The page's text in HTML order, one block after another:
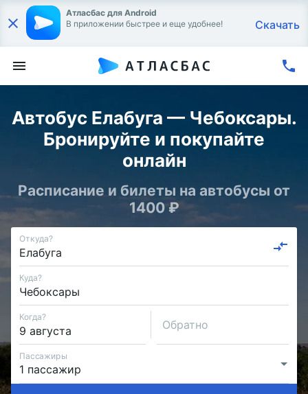
Атласбас для Android
В приложении быстрее и еще удобнее!
Скачать
Автобус Елабуга — Чебоксары.
Бронируйте и покупайте
онлайн
Расписание и билеты на автобусы от
1400 ₽
Откуда?
Куда?
Когда?
Обратно
Пассажиры